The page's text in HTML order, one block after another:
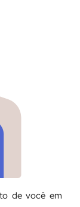
de você em